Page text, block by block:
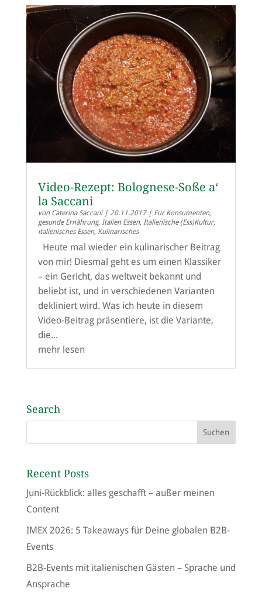
Video-Rezept: Bolognese-Soße a‘
la Saccani
von Caterina Saccani| 20.11.2017| Für Konsumenten,
gesunde Ernährung, Italien Essen, Italienische (Ess)Kultur,
italienisches Essen, Kulinarisches
Heute mal wieder ein kulinarischer Beitrag
von mir! Diesmal geht es um einen Klassiker
– ein Gericht, das weltweit bekannt und
beliebt ist, und in verschiedenen Varianten
dekliniert wird. Was ich heute in diesem
Video-Beitrag präsentiere, ist die Variante,
die...
mehr lesen
Search
Recent Posts
Juni-Rückblick: alles geschafft – außer meinen
Content
IMEX 2026: 5 Takeaways für Deine globalen B2B-
Events
B2B-Events mit italienischen Gästen – Sprache und
Ansprache